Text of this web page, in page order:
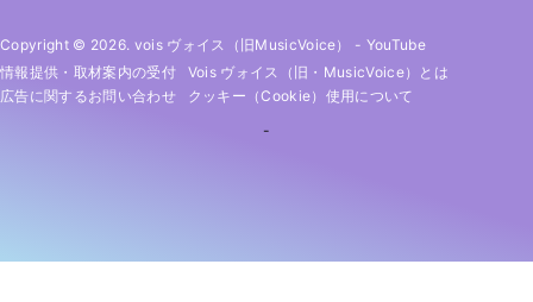
Copyright © 2026. vois ヴォイス（旧MusicVoice） - YouTube
情報提供・取材案内の受付
Vois ヴォイス（旧・MusicVoice）とは
広告に関するお問い合わせ
クッキー（cookie）使用について
-